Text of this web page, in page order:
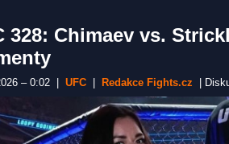
328: Chimaev vs.
– 0:02 UFC Redakce Fights.cz